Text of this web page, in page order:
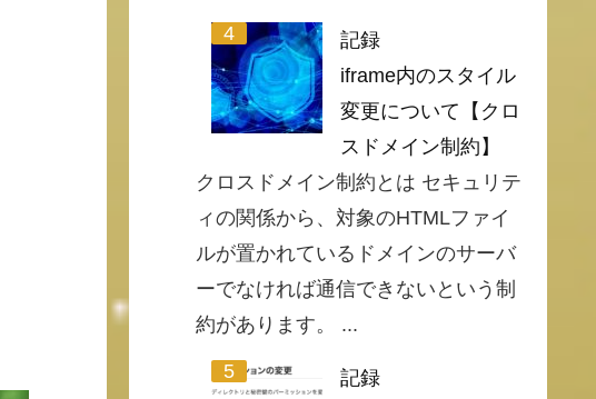
記録
iframe内のスタイル
変更について【クロ
スドメイン制約】
クロスドメイン制約とは セキュリテ
ィの関係から、対象のHTMLファイ
ルが置かれているドメインのサーバ
ーでなければ通信できないという制
約があります。 ...
記録